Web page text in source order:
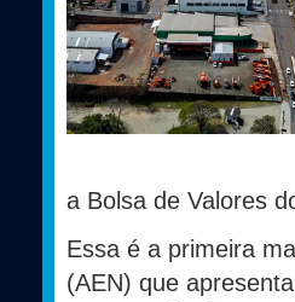
a Bolsa de Valores
Essa é a primeira
(AEN) que